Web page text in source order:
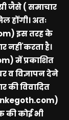
जैसे ( समाचार
होंगी। अतः
इस तरह के
नहीं करता है।
में प्रकाशित
व विज्ञापन देने
की विवादित
की कोई भी